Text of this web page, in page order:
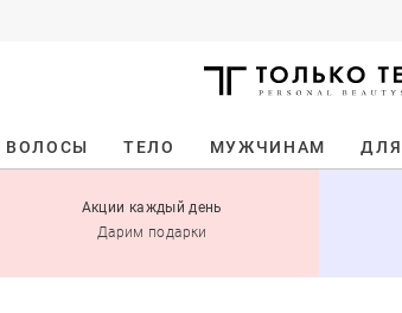
ВОЛОСЫ ТЕЛО МУЖЧИНАМ
Акции каждый день
Дарим подарки